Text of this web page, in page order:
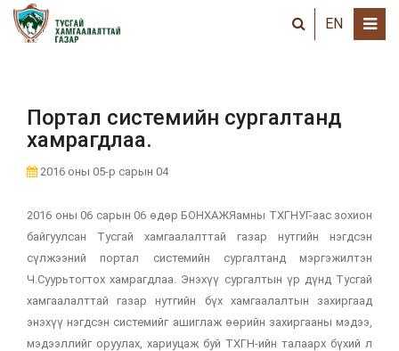
EN
Портал системийн сургалтанд
хамрагдлаа.
2016 оны 05-р сарын 04
2016 оны 06 сарын 06 өдөр БОНХАЖЯамны ТХГНУГ-аас зохион
байгуулсан Тусгай хамгаалалттай газар нутгийн нэгдсэн
сүлжээний портал системийн сургалтанд мэргэжилтэн
Ч.Суурьтогтох хамрагдлаа. Энэхүү сургалтын үр дүнд Тусгай
хамгаалалттай газар нутгийн бүх хамгаалалтын захиргаад
энэхүү нэгдсэн системийг ашиглаж өөрийн захиргааны мэдээ,
мэдээллийг оруулах, хариуцаж буй ТХГН-ийн талаарх бүхий л